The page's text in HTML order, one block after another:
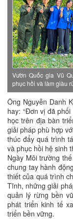
Vườn Quốc gia Vũ
phục hồi và làm giàu
Ông Nguyễn Danh
hay: “Đơn vị đã
học trên địa bàn
giải pháp phù hợp
thúc đẩy quá trình
và phục hồi hệ sinh
Ngày Môi trường
chung tay hành
thiết của quá trình
Tĩnh, những giải
quản lý rừng bền
phát triển kinh tế
triển bền vững.